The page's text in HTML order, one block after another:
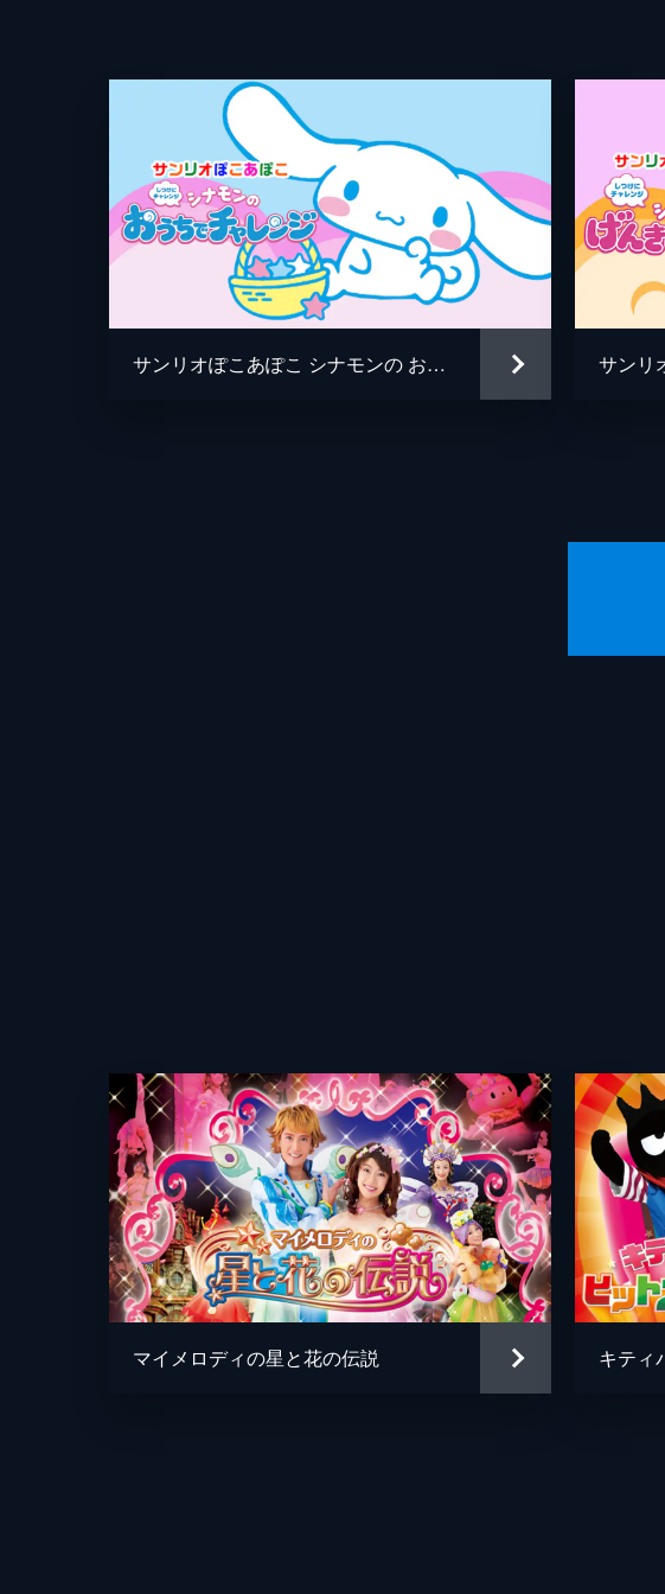
サンリオぽこあぽこ シナモンの おうちでチャレンジ
マイメロディの星と花の伝説 キティ